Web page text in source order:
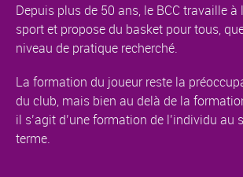
Depuis plus de 50 ans, le BCC travaille à
sport et propose du basket pour tous,
niveau de pratique recherché.
La formation du joueur reste la
du club, mais bien au delà de la
il s’agit d’une formation de l’individu au
terme.